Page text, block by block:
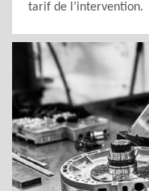
tarif de l’intervention.